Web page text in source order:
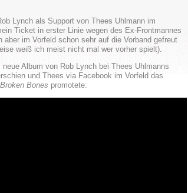
Lynch als Support von Thees Uhlmann im
Ticket in erster Linie wegen des Ex-Frontmannes
im Vorfeld schon sehr auf die Vorband gefreut
weiß ich meist nicht mal wer vorher spielt).
Album von Rob Lynch bei Thees Uhlmanns
und Thees via Facebook im Vorfeld das
Broken Bones promotete: